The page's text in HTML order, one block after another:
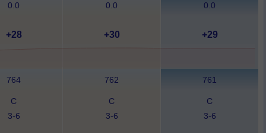
0.0 0.0 0.0
+28 +30 +29
764 762 761
С
3-6
С
3-6
С
3-6